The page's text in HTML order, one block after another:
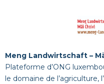
Meng Landwirtschaft –
Plateforme d’ONG
le domaine de l’agriculture,